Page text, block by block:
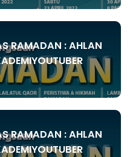
RAMADAN : AHLAN
RAMADAN : AHLAN